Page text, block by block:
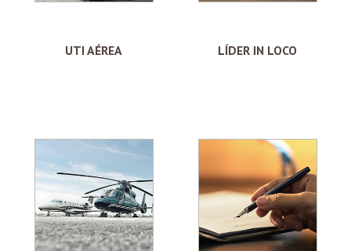
UTI AÉREA LÍDER IN LOCO